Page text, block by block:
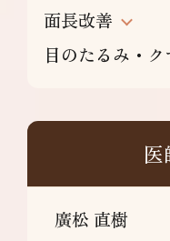
面長改善
目のたるみ・ク
廣松 直樹